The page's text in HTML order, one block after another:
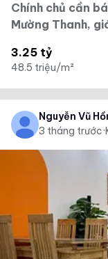
Chính chủ cần
Mường Thanh,
3.25 tỷ
48.5 triệu/m²
Nguyễn Vũ
3 tháng trước·